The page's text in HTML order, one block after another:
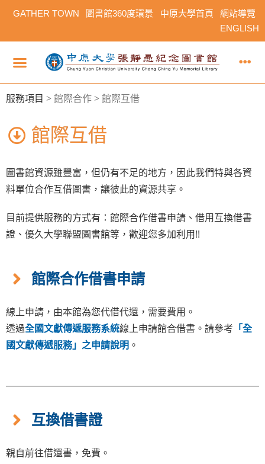
GATHER TOWN 圖書館360度環景 中原大學首頁
網站導覽
ENGLISH
服務項目 >館際合作 > 館際互借
館際互借
圖書館資源雖豐富，但仍有不足的地方，因此我們特與各資
料單位合作互借圖書，讓彼此的資源共享。
目前提供服務的方式有：館際合作借書申請、借用互換借書
證、優久大學聯盟圖書館等，歡迎您多加利用!!
館際合作借書申請
線上申請，由本館為您代借代還，需要費用。
透過全國文獻傳遞服務系統線上申請館合借書。請參考 「全
國文獻傳遞服務」之申請說明 。
互換借書證
親自前往借還書，免費。